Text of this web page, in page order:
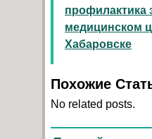
профилактика
медицинском
Хабаровске
Похожие
No related posts.